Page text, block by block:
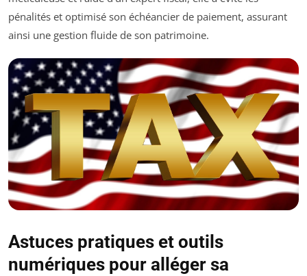
pénalités et optimisé son échéancier de paiement, assurant
ainsi une gestion fluide de son patrimoine.
Astuces pratiques et outils
numériques pour alléger sa